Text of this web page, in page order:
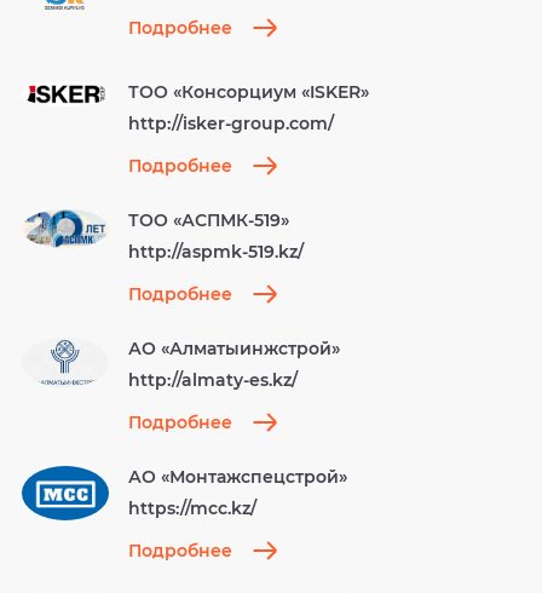
Подробнее
ТОО «Консорциум «ISKER»
http://isker-group.com/
Подробнее
ТОО «АСПМК-519»
http://aspmk-519.kz/
Подробнее
АО «Алматыинжстрой»
http://almaty-es.kz/
Подробнее
АО «Монтажспецстрой»
https://mcc.kz/
Подробнее